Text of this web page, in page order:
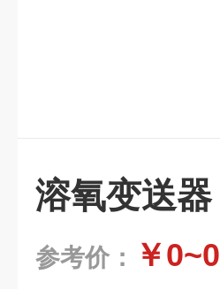
溶氧变送器
参考价： ￥0~0